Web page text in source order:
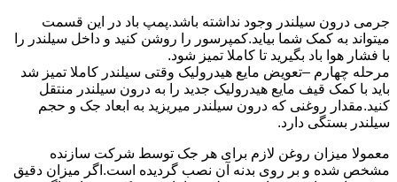
جرمی درون سیلندر وجود نداشته باشد.پمپ باد در این قسمت
میتواند به کمک شما بیاید.کمپرسور را روشن کنید و داخل سیلندر را
با فشار هوا باد بگیرید تا کاملا تمیز شود.
مرحله چهارم –تعویض مایع هیدرولیک وقتی سیلندر کاملا تمیز شد
باید با کمک قیف مایع هیدرولیک جدید را به درون سیلندر منتقل
کنید.مقدار روغنی که درون سیلندر میریزید به ابعاد جک و حجم
سیلندر بستگی دارد.
معمولا میزان روغن لازم برای هر جک توسط شرکت سازنده
مشخص شده و بر روی بدنه آن نصب گردیده است.اگر میزان دقیق